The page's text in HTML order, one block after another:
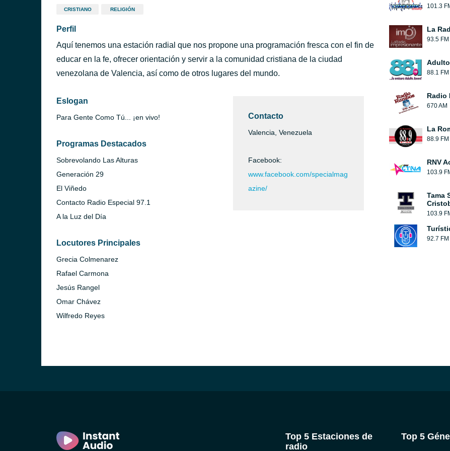
CRISTIANO RELIGIÓN
Perfil
Aquí tenemos una estación radial que nos propone una programación fresca con el fin de
educar en la fe, ofrecer orientación y servir a la comunidad cristiana de la ciudad
venezolana de Valencia, así como de otros lugares del mundo.
Eslogan
Para Gente Como Tú... ¡en vivo!
Programas Destacados
Sobrevolando Las Alturas
Generación 29
El Viñedo
Contacto Radio Especial 97.1
A la Luz del Día
Locutores Principales
Grecia Colmenarez
Rafael Carmona
Jesús Rangel
Omar Chávez
Wilfredo Reyes
Contacto
Valencia, Venezuela
Facebook:
www.facebook.com/specialmag
azine/
101.3
La
93.5 FM
88.1 FM
Radio
670 AM
La
88.9 FM
RNV
103.9
Tama
103.9
92.7 FM
Top 5 Estaciones de
radio
Top 5